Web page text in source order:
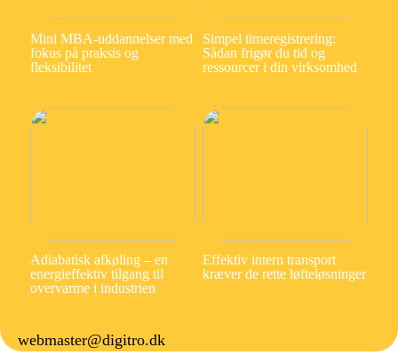
Mini MBA-uddannelser med
fokus på praksis og
fleksibilitet
Simpel timeregistrering:
Sådan frigør du tid og
ressourcer i din virksomhed
Adiabatisk afkøling – en
energieffektiv tilgang til
overvarme i industrien
Effektiv intern transport
kræver de rette løfteløsninger
webmaster@digitro.dk